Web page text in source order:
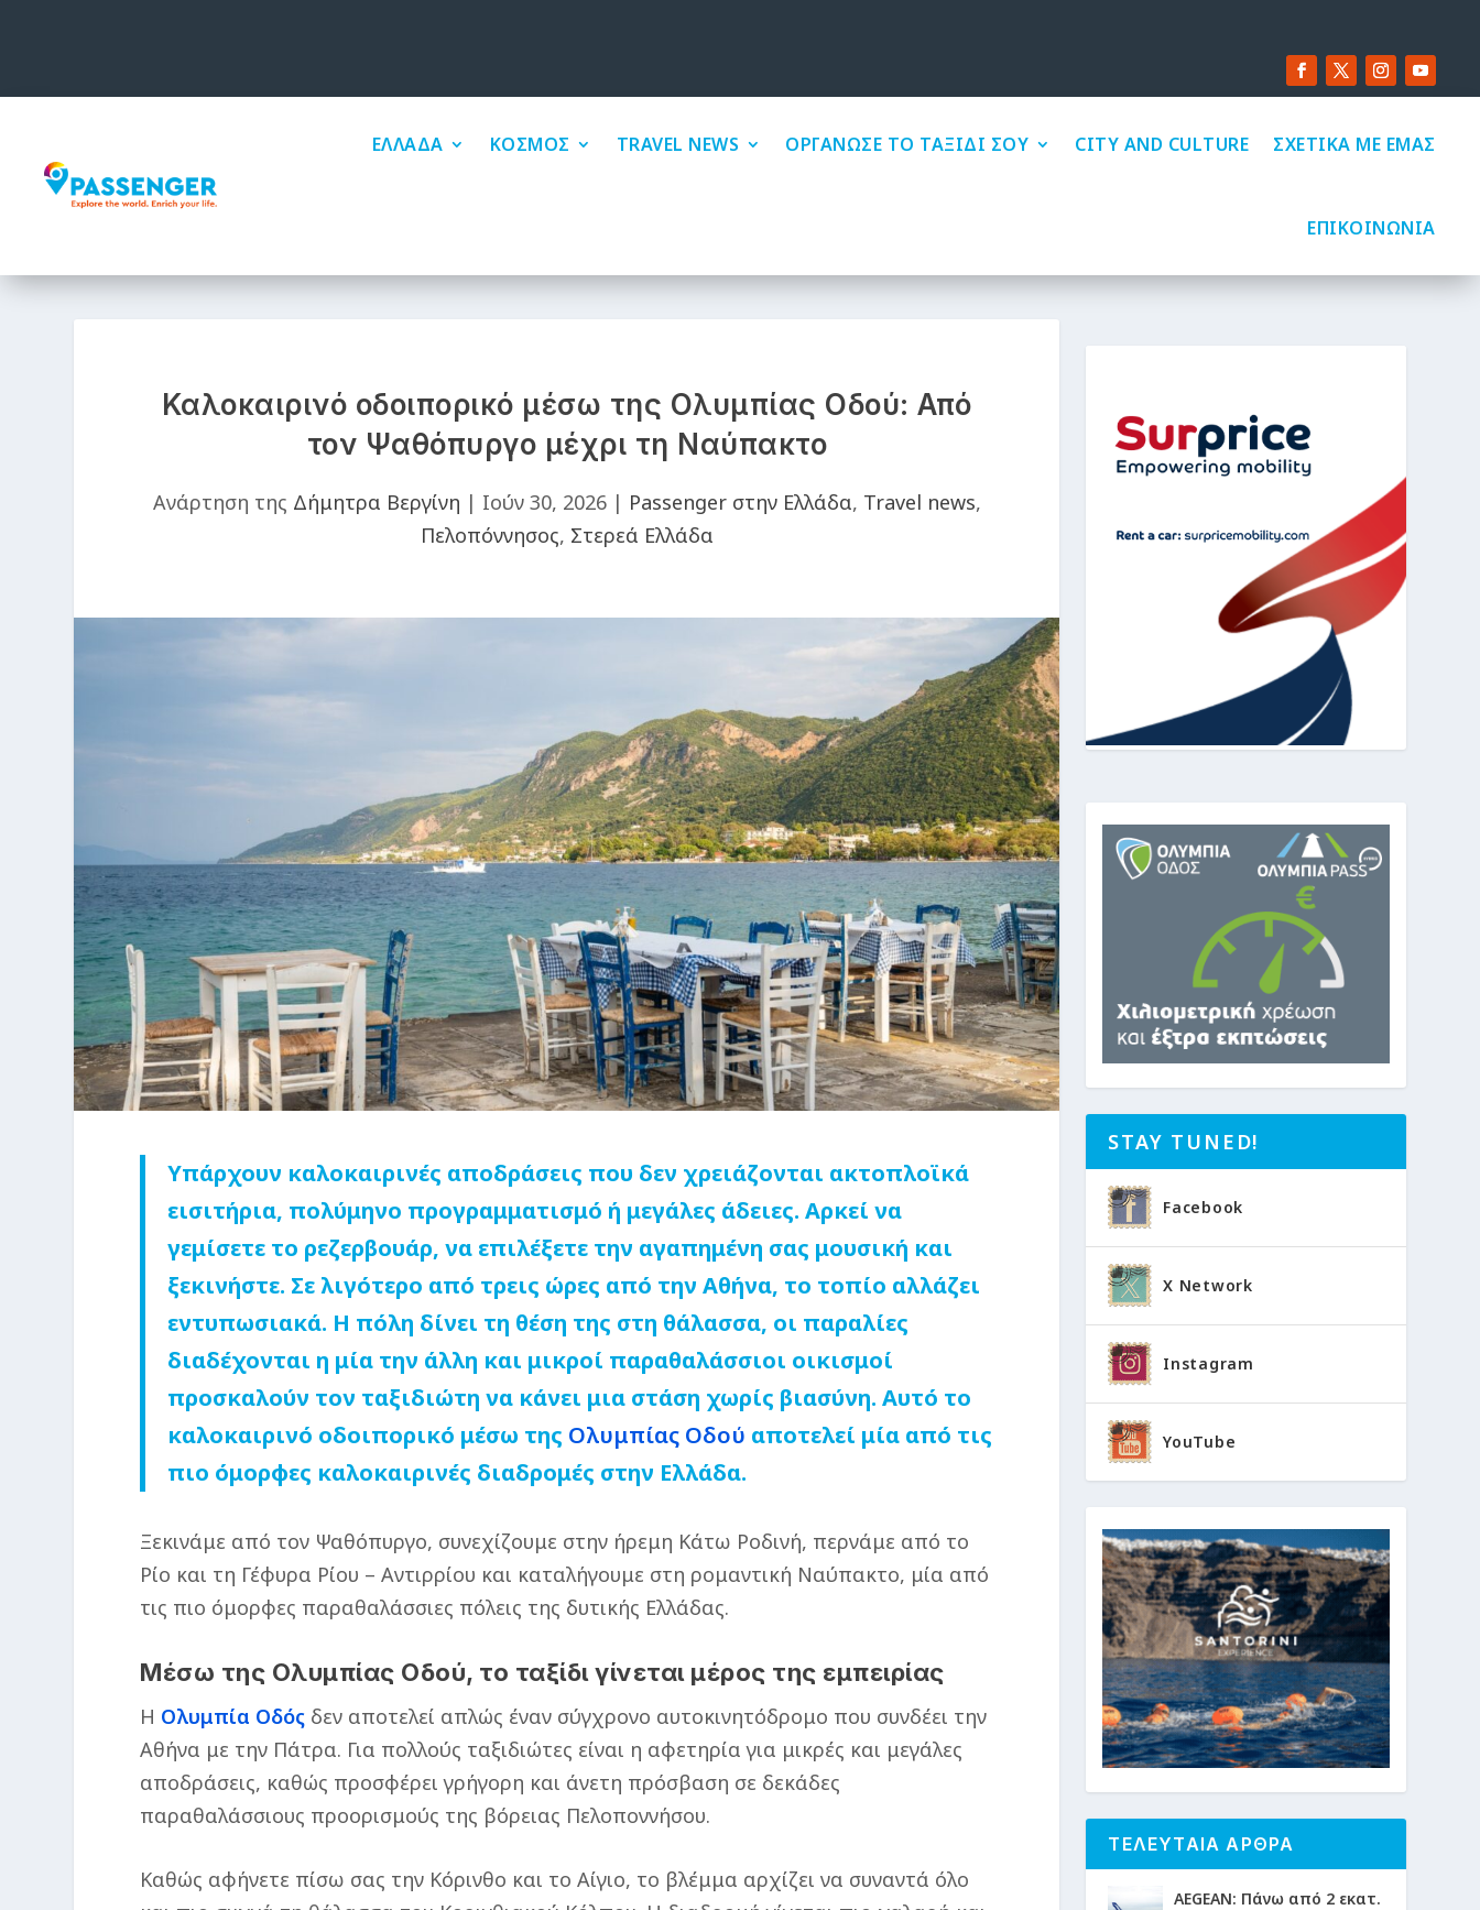
ΕΛΛΑΔΑ ΚΟΣΜΟΣ TRAVEL NEWS ΟΡΓΑΝΩΣΕ ΤΟ ΤΑΞΙΔΙ ΣΟΥ CITY AND CULTURE ΣΧΕΤΙΚΑ ΜΕ ΕΜΑΣ
ΕΠΙΚΟΙΝΩΝΙΑ
Καλοκαιρινό οδοιπορικό μέσω της Ολυμπίας Οδού: Από
τον Ψαθόπυργο μέχρι τη Ναύπακτο
Ανάρτηση της Δήμητρα Βεργίνη | Ιούν 30, 2026| Passenger στην Ελλάδα, Travel news,
Πελοπόννησος, Στερεά Ελλάδα
Υπάρχουν καλοκαιρινές αποδράσεις που δεν χρειάζονται ακτοπλοϊκά
εισιτήρια, πολύμηνο προγραμματισμό ή μεγάλες άδειες. Αρκεί να
γεμίσετε το ρεζερβουάρ, να επιλέξετε την αγαπημένη σας μουσική και
ξεκινήστε. Σε λιγότερο από τρεις ώρες από την Αθήνα, το τοπίο αλλάζει
εντυπωσιακά. Η πόλη δίνει τη θέση της στη θάλασσα, οι παραλίες
διαδέχονται η μία την άλλη και μικροί παραθαλάσσιοι οικισμοί
προσκαλούν τον ταξιδιώτη να κάνει μια στάση χωρίς βιασύνη. Αυτό το
καλοκαιρινό οδοιπορικό μέσω της Ολυμπίας Οδού αποτελεί μία από τις
πιο όμορφες καλοκαιρινές διαδρομές στην Ελλάδα.
Ξεκινάμε από τον Ψαθόπυργο, συνεχίζουμε στην ήρεμη Κάτω Ροδινή, περνάμε από το
Ρίο και τη Γέφυρα Ρίου – Αντιρρίου και καταλήγουμε στη ρομαντική Ναύπακτο, μία από
τις πιο όμορφες παραθαλάσσιες πόλεις της δυτικής Ελλάδας.
Μέσω της Ολυμπίας Οδού, το ταξίδι γίνεται μέρος της εμπειρίας
Η Ολυμπία Οδός δεν αποτελεί απλώς έναν σύγχρονο αυτοκινητόδρομο που συνδέει την
Αθήνα με την Πάτρα. Για πολλούς ταξιδιώτες είναι η αφετηρία για μικρές και μεγάλες
αποδράσεις, καθώς προσφέρει γρήγορη και άνετη πρόσβαση σε δεκάδες
παραθαλάσσιους προορισμούς της βόρειας Πελοποννήσου.
Καθώς αφήνετε πίσω σας την Κόρινθο και το Αίγιο, το βλέμμα αρχίζει να συναντά όλο
STAY TUNED!
Facebook
X Network
Instagram
YouTube
ΤΕΛΕΥΤΑΙΑ ΑΡΘΡΑ
AEGEAN: Πάνω από 2 εκατ.